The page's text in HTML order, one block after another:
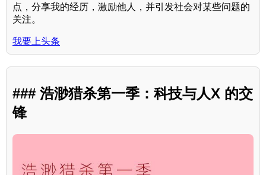
点，分享我的经历，激励他人，并引发社会对某些问题的
关注。
我要上头条
### 浩渺猎杀第一季：科技与人X 的交
锋